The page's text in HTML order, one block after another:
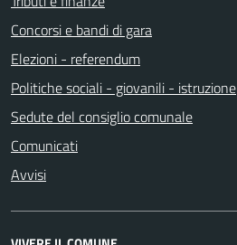
Concorsi e bandi di gara
Elezioni - referendum
Politiche sociali - giovanili - istruzione
Sedute del consiglio comunale
Comunicati
Avvisi